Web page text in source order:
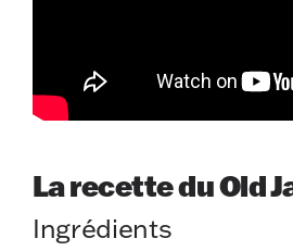
La recette du Old
Ingrédients